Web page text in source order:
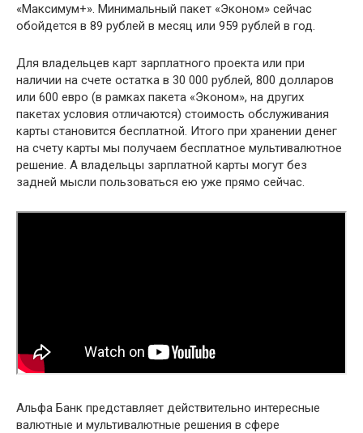
«Максимум+». Минимальный пакет «Эконом» сейчас
обойдется в 89 рублей в месяц или 959 рублей в год.
Для владельцев карт зарплатного проекта или при
наличии на счете остатка в 30 000 рублей, 800 долларов
или 600 евро (в рамках пакета «Эконом», на других
пакетах условия отличаются) стоимость обслуживания
карты становится бесплатной. Итого при хранении денег
на счету карты мы получаем бесплатное мультивалютное
решение. А владельцы зарплатной карты могут без
задней мысли пользоваться ею уже прямо сейчас.
Альфа Банк представляет действительно интересные
валютные и мультивалютные решения в сфере